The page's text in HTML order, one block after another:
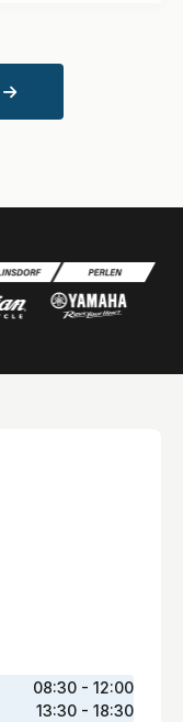
08:30 - 12:00
13:30 - 18:30